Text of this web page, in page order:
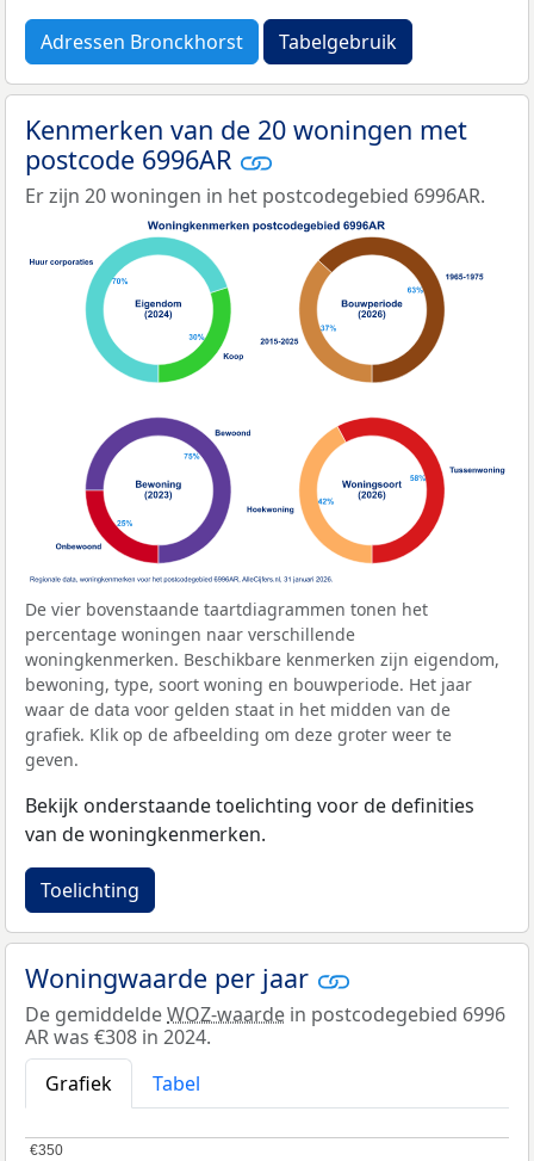
Adressen Bronckhorst Tabelgebruik
Kenmerken van de 20 woningen met
postcode 6996AR
Er zijn 20 woningen in het postcodegebied 6996AR.
De vier bovenstaande taartdiagrammen tonen het
percentage woningen naar verschillende
woningkenmerken. Beschikbare kenmerken zijn eigendom,
bewoning, type, soort woning en bouwperiode. Het jaar
waar de data voor gelden staat in het midden van de
grafiek. Klik op de afbeelding om deze groter weer te
geven.
Bekijk onderstaande toelichting voor de definities
van de woningkenmerken.
Toelichting
Woningwaarde per jaar
De gemiddeldeWOZ-waarde in postcodegebied 6996
AR was €308 in 2024.
Grafiek
Tabel
€350
€350